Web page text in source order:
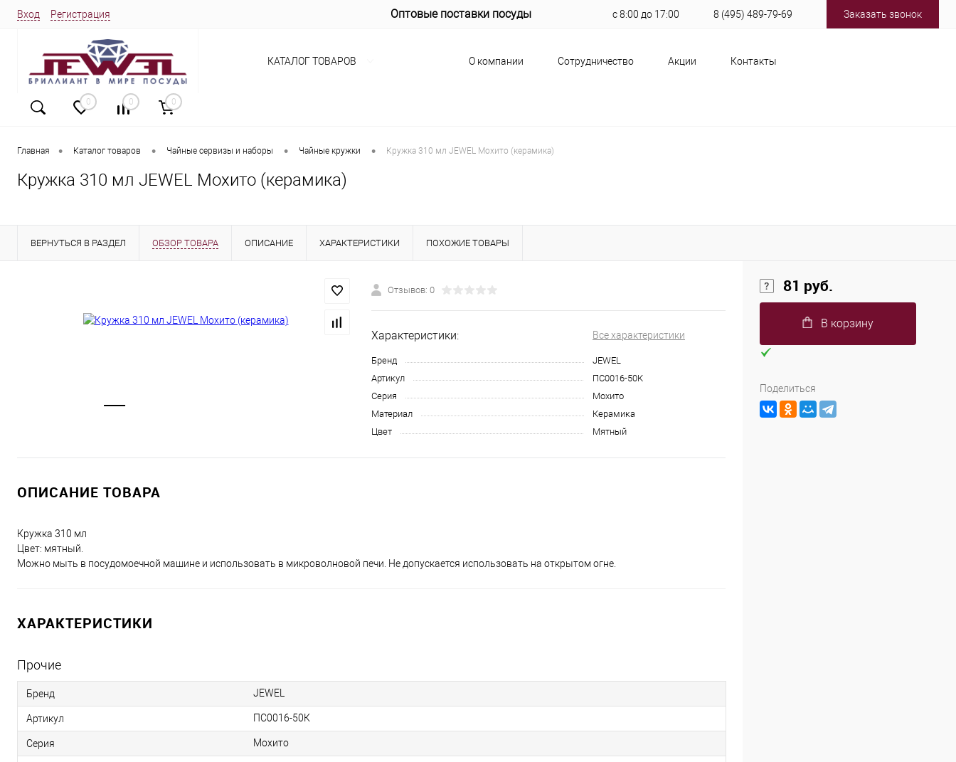
Вход Регистрация Оптовые поставки посуды с 8:00 до 17:00 8 (495) 489-79-69 Заказать звонок
О компании Сотрудничество Акции Контакты
0 0 0
КАТАЛОГ ТОВАРОВ
Главная • Каталог товаров • Чайные сервизы и наборы • Чайные кружки • Кружка 310 мл JEWEL Мохито (керамика)
Кружка 310 мл JEWEL Мохито (керамика)
ВЕРНУТЬСЯ В РАЗДЕЛ ОБЗОР ТОВАРА ОПИСАНИЕ ХАРАКТЕРИСТИКИ ПОХОЖИЕ ТОВАРЫ
Отзывов: 0
Характеристики: Все характеристики
Бренд
JEWEL
Артикул
ПС0016-50К
Серия
Мохито
Материал
Керамика
Цвет
Мятный
ОПИСАНИЕ ТОВАРА
Кружка 310 мл
Цвет: мятный.
Можно мыть в посудомоечной машине и использовать в микроволновой печи. Не допускается использовать на открытом огне.
ХАРАКТЕРИСТИКИ
Прочие
Бренд JEWEL
Артикул ПС0016-50К
Серия Мохито
81 руб.
В корзину
Поделиться